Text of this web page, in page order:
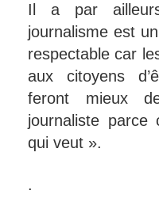
Il a par
journalisme est
respectable car
aux citoyens
feront mieux
journaliste parce
qui veut ».
.